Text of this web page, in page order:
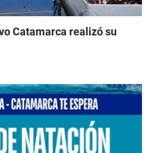
Catamarca realizó su